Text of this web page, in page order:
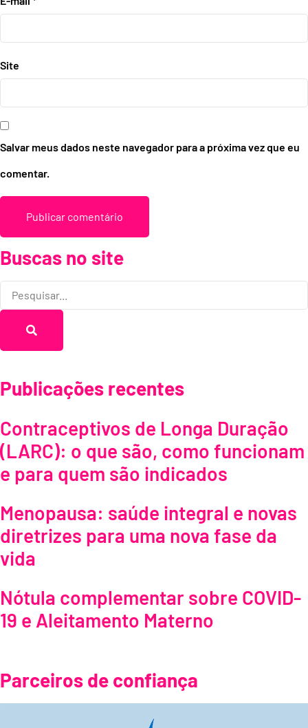
Site
Salvar meus dados neste navegador para a próxima vez que eu
comentar.
Buscas no site
Publicações recentes
Contraceptivos de Longa Duração
(LARC): o que são, como funcionam
e para quem são indicados
Menopausa: saúde integral e novas
diretrizes para uma nova fase da
vida
Nótula complementar sobre COVID-
19 e Aleitamento Materno
Parceiros de confiança